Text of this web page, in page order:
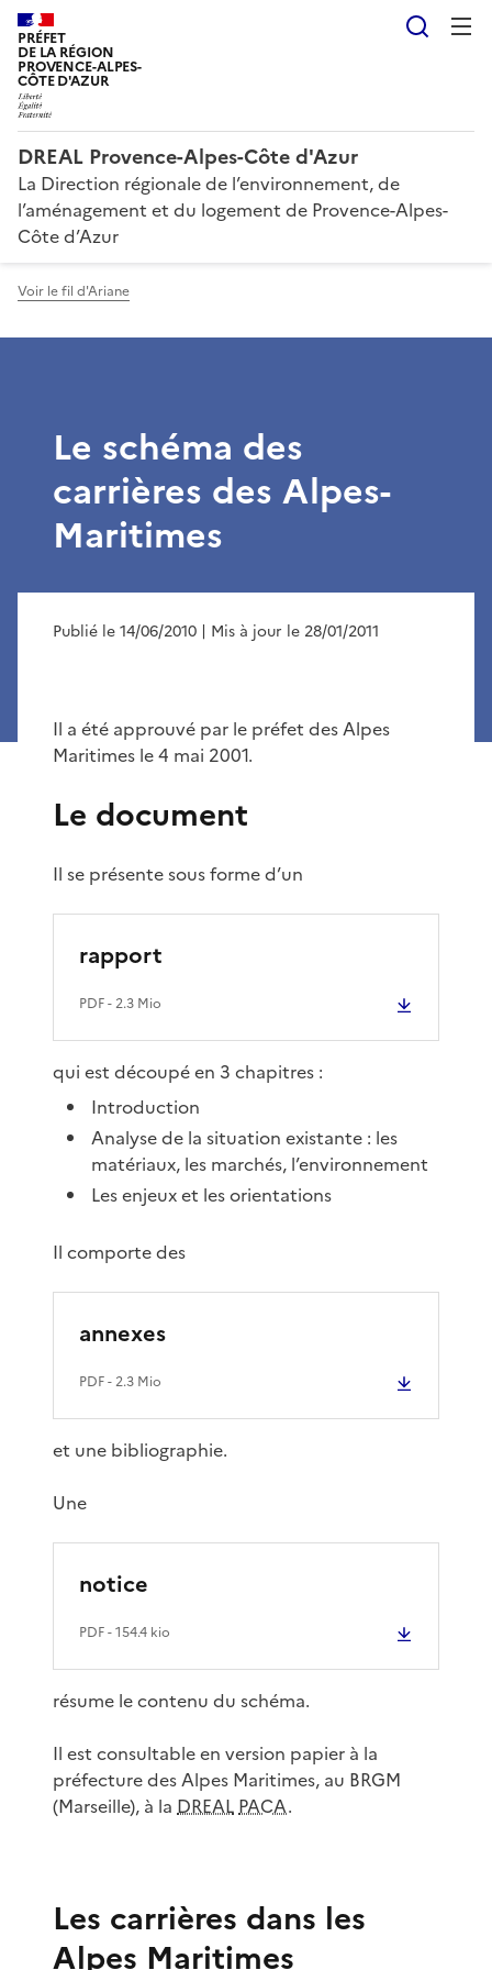
PRÉFET
DE LA RÉGION
PROVENCE-ALPES-
CÔTE D'AZUR
DREAL Provence-Alpes-Côte d'Azur
La Direction régionale de l’environnement, de
l’aménagement et du logement de Provence-Alpes-
Côte d’Azur
Voir le fil d'Ariane
Le schéma des
carrières des Alpes-
Maritimes
Publié le 14/06/2010 | Mis à jour le 28/01/2011
Il a été approuvé par le préfet des Alpes
Maritimes le 4 mai 2001.
Le document
Il se présente sous forme d’un
rapport
PDF- 2.3 Mio
qui est découpé en 3 chapitres :
Introduction
Analyse de la situation existante : les
matériaux, les marchés, l’environnement
Les enjeux et les orientations
Il comporte des
annexes
PDF- 2.3 Mio
et une bibliographie.
Une
notice
PDF- 154.4 kio
résume le contenu du schéma.
Il est consultable en version papier à la
préfecture des Alpes Maritimes, au BRGM
(Marseille), à la DREAL PACA.
Les carrières dans les
Alpes Maritimes